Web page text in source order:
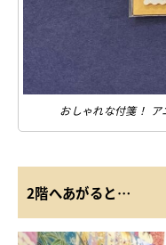
おしゃれな付箋！
2階へあがると…